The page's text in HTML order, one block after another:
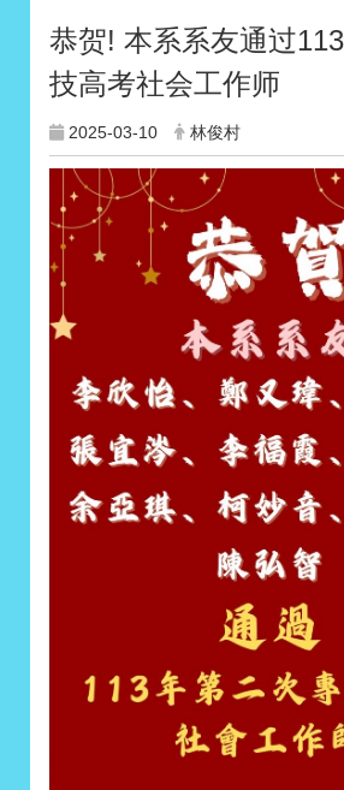
恭贺! 本系系友通过
技高考社会工作师
2025-03-10 林俊村